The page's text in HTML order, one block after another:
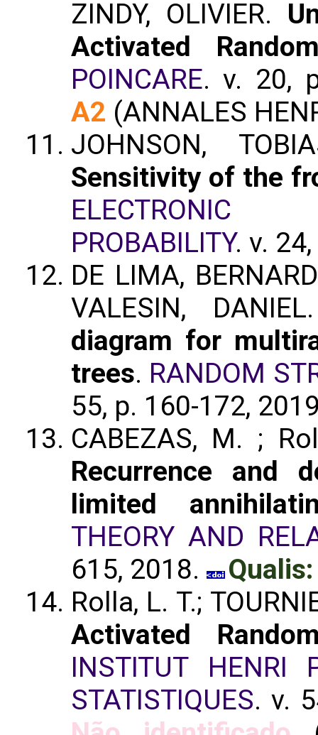
ZINDY, OLIVIER.
Activated
POINCARE. v. 20,
A2 (ANNALES
JOHNSON,
Sensitivity of the
ELECTRONIC
PROBABILITY. v.
DE LIMA,
VALESIN,
diagram for
trees. RANDOM
55, p. 160-172,
CABEZAS, M. ;
Recurrence and
limited
THEORY AND
615, 2018.
Rolla, L. T.;
Activated
INSTITUT HENRI
STATISTIQUES. v.